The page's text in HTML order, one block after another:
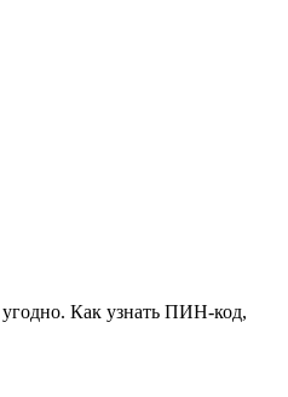
угодно. Как узнать ПИН-код,